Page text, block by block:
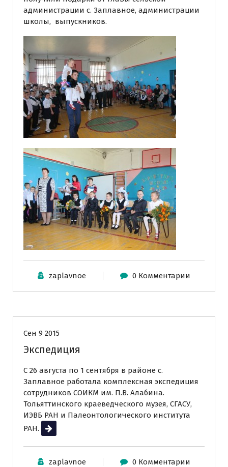
администрации с. Заплавное, администрации
школы, выпускников.
zaplavnoe 0 Комментарии
Сен 9 2015
Экспедиция
С 26 августа по 1 сентября в районе с.
Заплавное работала комплексная экспедиция
сотрудников СОИКМ им. П.В. Алабина.
Тольяттинского краеведческого музея, СГАСУ,
ИЭВБ РАН и Палеонтологического института
РАН.
Читать далее
zaplavnoe 0 Комментарии